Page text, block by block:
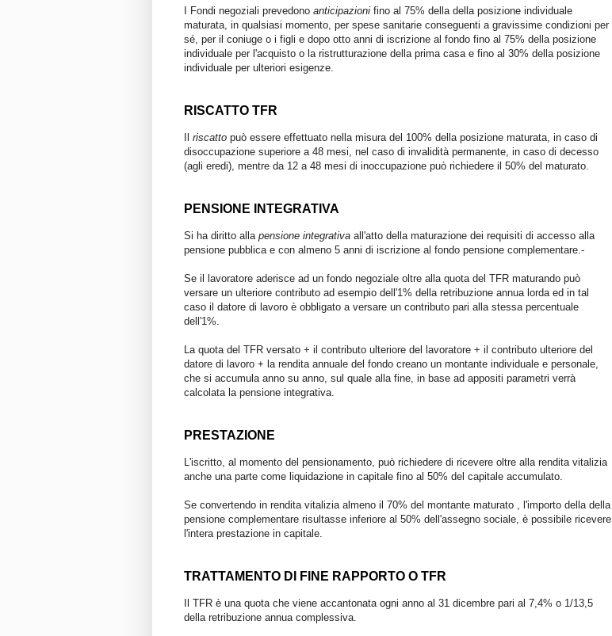
I Fondi negoziali prevedono anticipazioni fino al 75% della della posizione individuale
maturata, in qualsiasi momento, per spese sanitarie conseguenti a gravissime condizioni per
sé, per il coniuge o i figli e dopo otto anni di iscrizione al fondo fino al 75% della posizione
individuale per l'acquisto o la ristrutturazione della prima casa e fino al 30% della posizione
individuale per ulteriori esigenze.
RISCATTO TFR
riscatto può essere effettuato nella misura del 100% della posizione maturata, in caso di
disoccupazione superiore a 48 mesi, nel caso di invalidità permanente, in caso di decesso
(agli eredi), mentre da 12 a 48 mesi di inoccupazione può richiedere il 50% del maturato.
PENSIONE INTEGRATIVA
Si ha diritto alla pensione integrativa all'atto della maturazione dei requisiti di accesso alla
pensione pubblica e con almeno 5 anni di iscrizione al fondo pensione complementare.-
Se il lavoratore aderisce ad un fondo negoziale oltre alla quota del TFR maturando può
versare un ulteriore contributo ad esempio dell'1% della retribuzione annua lorda ed in tal
caso il datore di lavoro è obbligato a versare un contributo pari alla stessa percentuale
dell'1%.
La quota del TFR versato + il contributo ulteriore del lavoratore + il contributo ulteriore del
datore di lavoro + la rendita annuale del fondo creano un montante individuale e personale,
che si accumula anno su anno, sul quale alla fine, in base ad appositi parametri verrà
calcolata la pensione integrativa.
PRESTAZIONE
L'iscritto, al momento del pensionamento, può richiedere di ricevere oltre alla rendita vitalizia
anche una parte come liquidazione in capitale fino al 50% del capitale accumulato.
Se convertendo in rendita vitalizia almeno il 70% del montante maturato , l'importo della della
pensione complementare risultasse inferiore al 50% dell'assegno sociale, è possibile ricevere
l'intera prestazione in capitale.
TRATTAMENTO DI FINE RAPPORTO O TFR
Il TFR è una quota che viene accantonata ogni anno al 31 dicembre pari al 7,4% o 1/13,5
della retribuzione annua complessiva.